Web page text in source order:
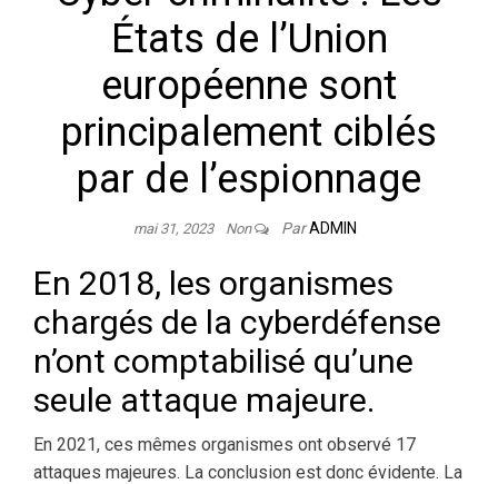
États de l’Union
européenne sont
principalement ciblés
par de l’espionnage
mai 31, 2023 Non ParADMIN
En 2018, les organismes
chargés de la cyberdéfense
n’ont comptabilisé qu’une
seule attaque majeure.
En 2021, ces mêmes organismes ont observé 17
attaques majeures. La conclusion est donc évidente. La